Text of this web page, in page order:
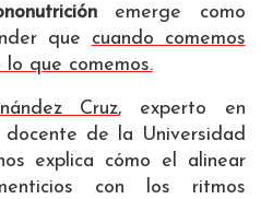
emerge como
que cuando comemos
que comemos.
Cruz, experto en
docente de la Universidad
explica cómo el alinear
con los ritmos